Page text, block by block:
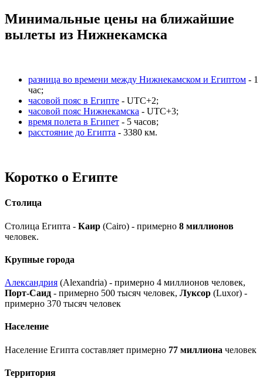
Минимальные цены на ближайшие
вылеты из Нижнекамска
разница во времени между Нижнекамском и Египтом - 1
час;
часовой пояс в Египте - UTC+2;
часовой пояс Нижнекамска - UTC+3;
время полета в Египет - 5 часов;
расстояние до Египта - 3380 км.
Коротко о Египте
Столица
Столица Египта - Каир (Cairo) - примерно 8 миллионов
человек.
Крупные города
Александрия (Alexandria) - примерно 4 миллионов человек,
Порт-Саид - примерно 500 тысяч человек, Луксор (Luxor) -
примерно 370 тысяч человек
Население
Население Египта составляет примерно 77 миллиона человек
Территория